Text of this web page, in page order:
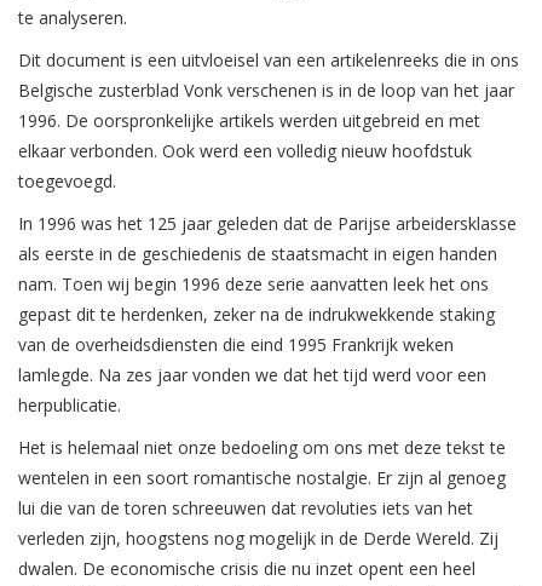
te analyseren.
Dit document is een uitvloeisel van een artikelenreeks die in ons
Belgische zusterblad Vonk verschenen is in de loop van het jaar
1996. De oorspronkelijke artikels werden uitgebreid en met
elkaar verbonden. Ook werd een volledig nieuw hoofdstuk
toegevoegd.
In 1996 was het 125 jaar geleden dat de Parijse arbeidersklasse
als eerste in de geschiedenis de staatsmacht in eigen handen
nam. Toen wij begin 1996 deze serie aanvatten leek het ons
gepast dit te herdenken, zeker na de indrukwekkende staking
van de overheidsdiensten die eind 1995 Frankrijk weken
lamlegde. Na zes jaar vonden we dat het tijd werd voor een
herpublicatie.
Het is helemaal niet onze bedoeling om ons met deze tekst te
wentelen in een soort romantische nostalgie. Er zijn al genoeg
lui die van de toren schreeuwen dat revoluties iets van het
verleden zijn, hoogstens nog mogelijk in de Derde Wereld. Zij
dwalen. De economische crisis die nu inzet opent een heel